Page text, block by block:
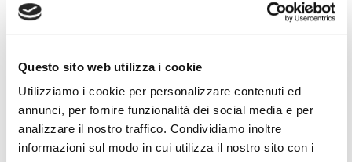
Questo sito web utilizza i cookie
Utilizziamo i cookie per personalizzare contenuti ed
annunci, per fornire funzionalità dei social media e per
analizzare il nostro traffico. Condividiamo inoltre
informazioni sul modo in cui utilizza il nostro sito con i